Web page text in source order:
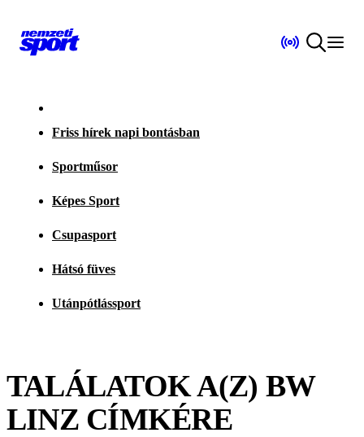
Friss hírek napi bontásban
Sportműsor
Képes Sport
Csupasport
Hátsó füves
Utánpótlássport
TALÁLATOK A(Z) BW
LINZCÍMKÉRE